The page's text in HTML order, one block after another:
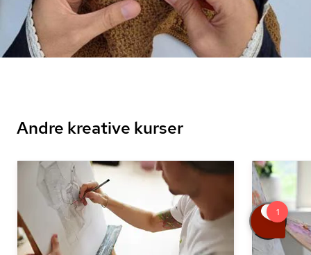
Andre kreative kurser